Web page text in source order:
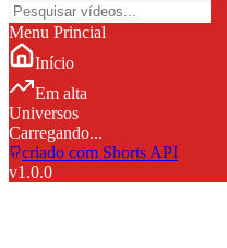
Menu Princial
Início
Em alta
Universos
Carregando...
criado com Shorts API
v1.0.0